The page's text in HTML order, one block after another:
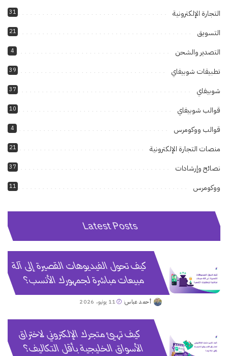
التجارة الإلكترونية 31
التسويق 21
التصدير والشحن 4
تطبيقات شوبيفاي 39
شوبيفاي 37
قوالب شوبيفاي 10
قوالب ووكومرس 4
منصات التجارة الإلكترونية 21
نصائح وإرشادات 37
ووكومرس 11
Latest Posts
كيف تحول الفيديوهات القصيرة إلى آلة
مبيعات مباشرة لجمهورك الأنسب؟
Postedأحمد عباس 11 يونيو، 2026
كيف تهيئ متجرك الإلكتروني لاختراق
الأسواق الخليجية بأقل التكاليف؟